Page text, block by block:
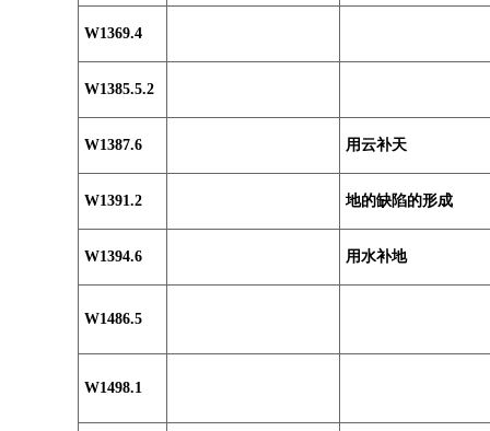
W1369.4
W1385.5.2
W1387.6 用云补天
W1391.2 地的缺陷的形成
W1394.6 用水补地
W1486.5
W1498.1